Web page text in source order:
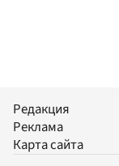
Редакция
Реклама
Карта сайта